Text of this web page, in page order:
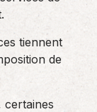
tiennent
de
certaines